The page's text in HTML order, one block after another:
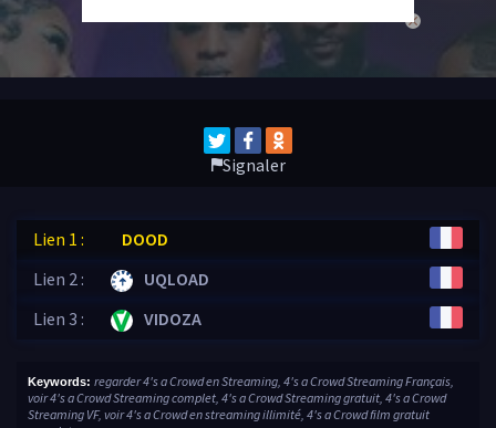
close
Signaler
Lien 1 :
DOOD
Lien 2 :
UQLOAD
Lien 3 :
VIDOZA
Keywords: regarder 4's a Crowd en Streaming, 4's a Crowd Streaming Français,
voir 4's a Crowd Streaming complet, 4's a Crowd Streaming gratuit, 4's a Crowd
Streaming VF, voir 4's a Crowd en streaming illimité, 4's a Crowd film gratuit